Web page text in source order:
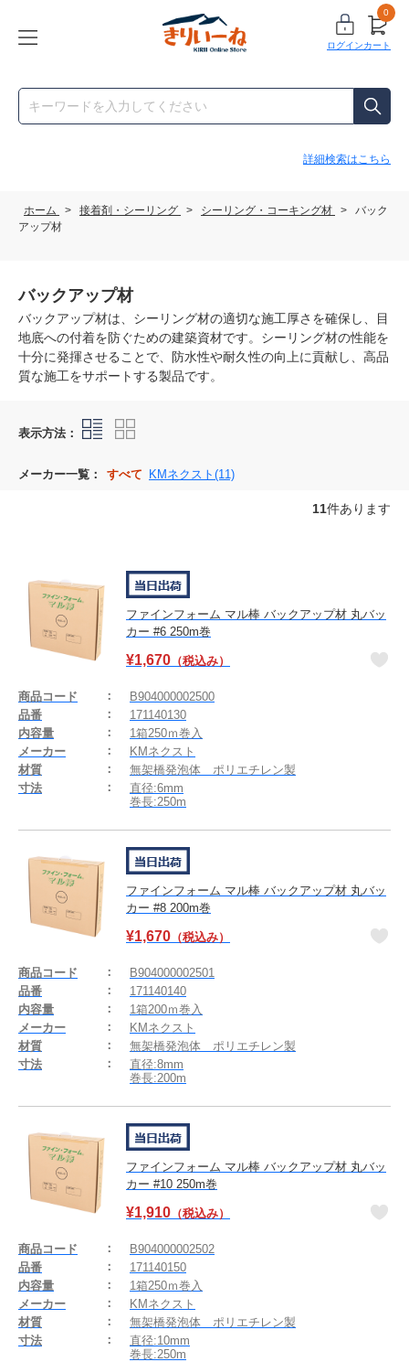
ログイン
0
カート
詳細検索はこちら
ホーム > 接着剤・シーリング > シーリング・コーキング材 >
バック
アップ材
バックアップ材
バックアップ材は、シーリング材の適切な施工厚さを確保し、目
地底への付着を防ぐための建築資材です。シーリング材の性能を
十分に発揮させることで、防水性や耐久性の向上に貢献し、高品
質な施工をサポートする製品です。
表示方法：
メーカー一覧： すべて KMネクスト(11)
11件あります
ファインフォーム マル棒 バックアップ材 丸バッ
カー #6 250m巻
¥1,670 （税込み）
商品コード
B904000002500
品番
171140130
内容量
1箱250ｍ巻入
メーカー
KMネクスト
材質
無架橋発泡体 ポリエチレン製
寸法
直径:6mm
巻長:250m
ファインフォーム マル棒 バックアップ材 丸バッ
カー #8 200m巻
¥1,670 （税込み）
商品コード
B904000002501
品番
171140140
内容量
1箱200ｍ巻入
メーカー
KMネクスト
材質
無架橋発泡体 ポリエチレン製
寸法
直径:8mm
巻長:200m
ファインフォーム マル棒 バックアップ材 丸バッ
カー #10 250m巻
¥1,910 （税込み）
商品コード
B904000002502
品番
171140150
内容量
1箱250ｍ巻入
メーカー
KMネクスト
材質
無架橋発泡体 ポリエチレン製
寸法
直径:10mm
巻長:250m